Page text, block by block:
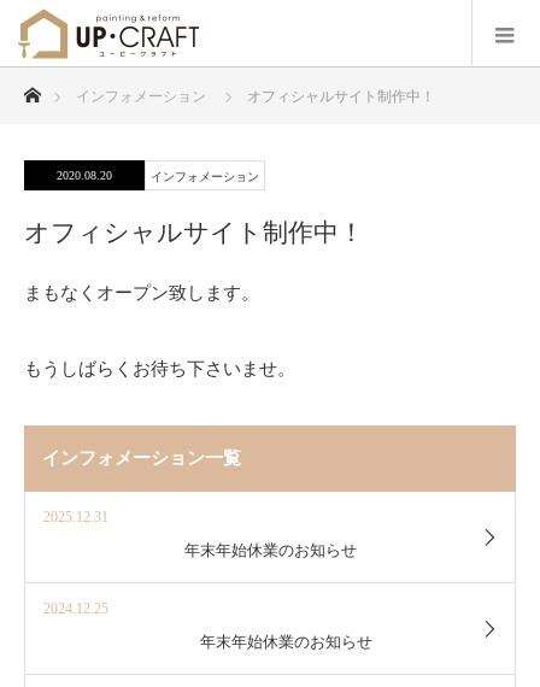
インフォメーション オフィシャルサイト制作中！
2020.08.20 インフォメーション
オフィシャルサイト制作中！
まもなくオープン致します。
もうしばらくお待ち下さいませ。
インフォメーション一覧
2025.12.31
年末年始休業のお知らせ
2024.12.25
年末年始休業のお知らせ